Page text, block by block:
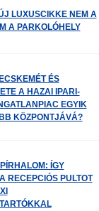
LUXUSCIKKE NEM A
A PARKOLÓHELY
ÉS
A HAZAI IPARI-
EGYIK
KÖZPONTJÁVÁ?
ÍGY
RECEPCIÓS PULTOT